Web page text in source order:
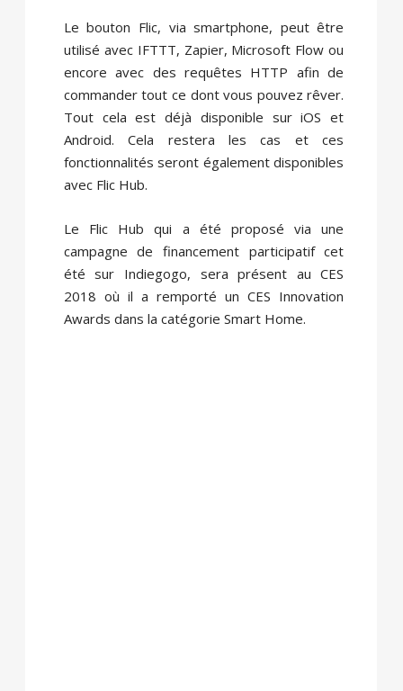
Le bouton Flic, via smartphone, peut être
utilisé avec IFTTT, Zapier, Microsoft Flow ou
encore avec des requêtes HTTP afin de
commander tout ce dont vous pouvez rêver.
Tout cela est déjà disponible sur iOS et
Android. Cela restera les cas et ces
fonctionnalités seront également disponibles
avec Flic Hub.
Le Flic Hub qui a été proposé via une
campagne de financement participatif cet
été sur Indiegogo, sera présent au CES
2018 où il a remporté un CES Innovation
Awards dans la catégorie Smart Home.